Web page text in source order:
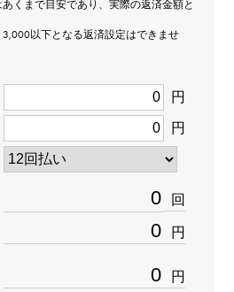
くまで目安であり、実際の返済金額と
以下となる返済設定はできませ
円
円
回
円
円